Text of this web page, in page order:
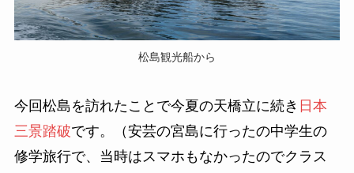
松島観光船から
今回松島を訪れたことで今夏の天橋立に続き 日本
三景踏破です。（安芸の宮島に行ったの中学生の
修学旅行で、当時はスマホもなかったのでクラス